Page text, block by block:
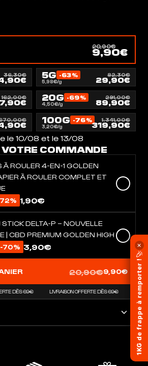
20,90€
9,90€
36,30€ 5G -63%
5,98€/g
82,30€
29,90€
162,00€ 20G -69%
4,50€/g
291,00€
89,90€
100G -76%
3,20€/g
1.341,00€
319,90€
le 10/08 et le 13/08
COMMANDE
À ROULER 4-EN-1 GOLDEN
À ROULER COMPLET ET
1,90€
DELTA-P – NOUVELLE
| CBD PREMIUM GOLDEN HIGH
-70% 3,90€
20,90€9,90€
DÈS 69€ LIVRAISON OFFERTE DÈS 69€
✕
🎉
1KG de frappe à remporter !